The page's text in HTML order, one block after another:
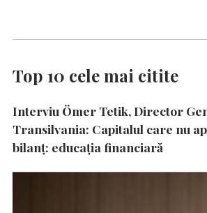
Top 10 cele mai citite
Interviu Ömer Tetik, Director
Transilvania: Capitalul care nu
bilanț: educația financiară